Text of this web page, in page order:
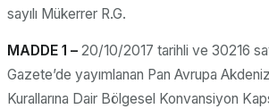
sayılı Mükerrer R.G.
MADDE 1 – 20/10/2017 tarihli ve 30216
Gazete’de yayımlanan Pan Avrupa
Kurallarına Dair Bölgesel Konvansiyon